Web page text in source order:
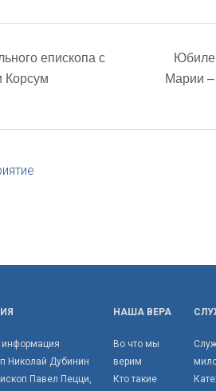
епископа с
Корсум
Марии
Николай Дубинин
Павел Пецци,
НАША ВЕРА
Во что мы
верим
Кто такие